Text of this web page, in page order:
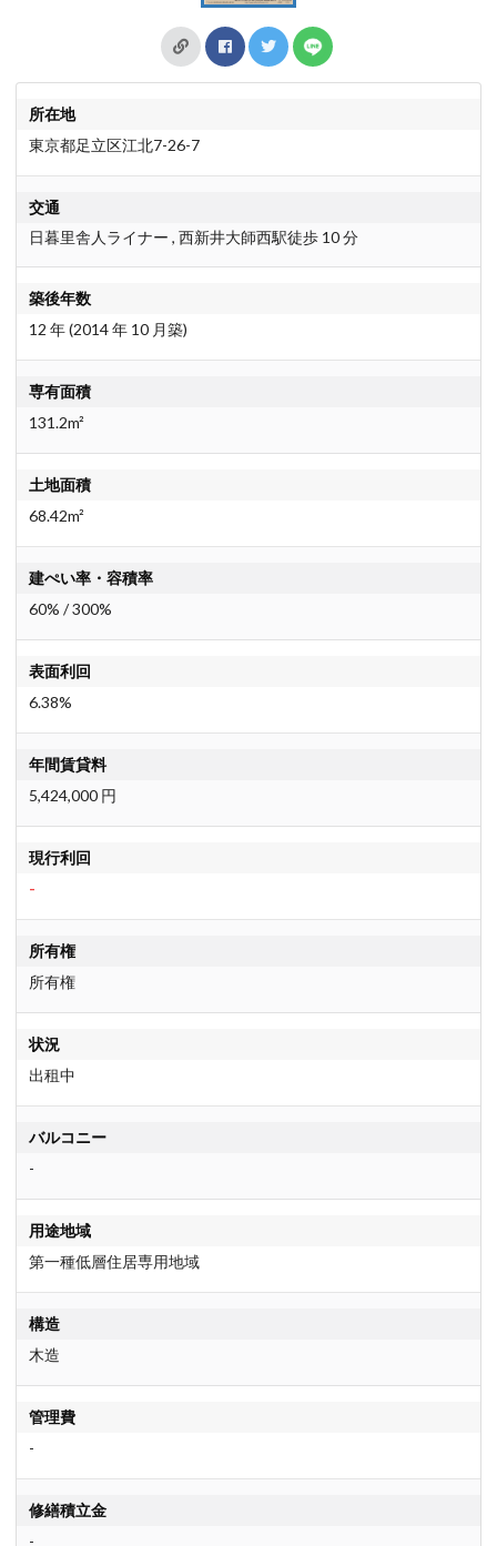
所在地
東京都足立区江北7-26-7
交通
日暮里舎人ライナー , 西新井大師西駅徒歩 10 分
築後年数
12 年 (2014 年 10 月築)
専有面積
131.2m²
土地面積
68.42m²
建ぺい率・容積率
60% / 300%
表面利回
6.38%
年間賃貸料
5,424,000 円
現行利回
-
所有権
所有権
状況
出租中
バルコニー
-
用途地域
第一種低層住居専用地域
構造
木造
管理費
-
修繕積立金
-